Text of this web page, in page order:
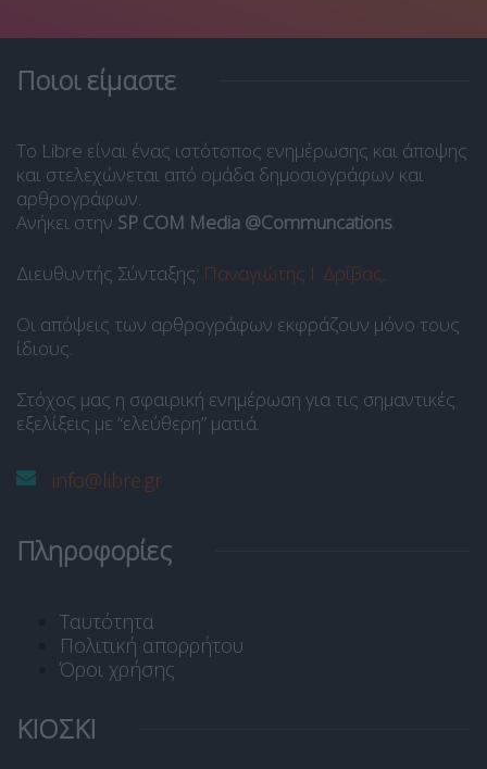
Ποιοι είμαστε
Το Libre είναι ένας ιστότοπος ενημέρωσης και άποψης
και στελεχώνεται από ομάδα δημοσιογράφων και
αρθρογράφων.
Ανήκει στην SP COM Media @Communcations.
Διευθυντής Σύνταξης: Παναγιώτης Ι. Δρίβας.
Οι απόψεις των αρθρογράφων εκφράζουν μόνο τους
ίδιους.
Στόχος μας η σφαιρική ενημέρωση για τις σημαντικές
εξελίξεις με “ελεύθερη” ματιά.
info@libre.gr
Πληροφορίες
Ταυτότητα
Πολιτική απορρήτου
Όροι χρήσης
ΚΙΟΣΚΙ